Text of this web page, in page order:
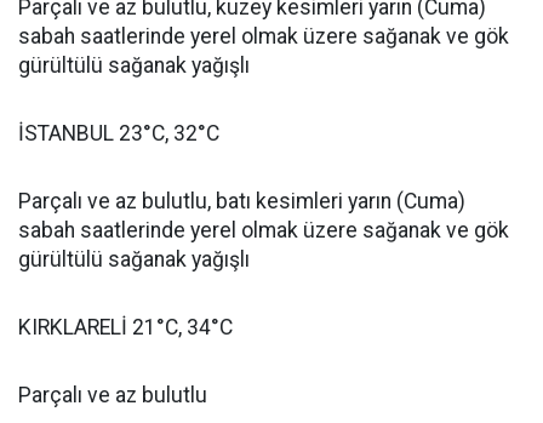
Parçalı ve az bulutlu, kuzey kesimleri yarın (Cuma)
sabah saatlerinde yerel olmak üzere sağanak ve gök
gürültülü sağanak yağışlı
İSTANBUL 23°C, 32°C
Parçalı ve az bulutlu, batı kesimleri yarın (Cuma)
sabah saatlerinde yerel olmak üzere sağanak ve gök
gürültülü sağanak yağışlı
KIRKLARELİ 21°C, 34°C
Parçalı ve az bulutlu